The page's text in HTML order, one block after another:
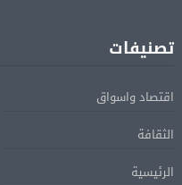
تصنيفات
اقتصاد واسواق
الثقافة
الرئيسية